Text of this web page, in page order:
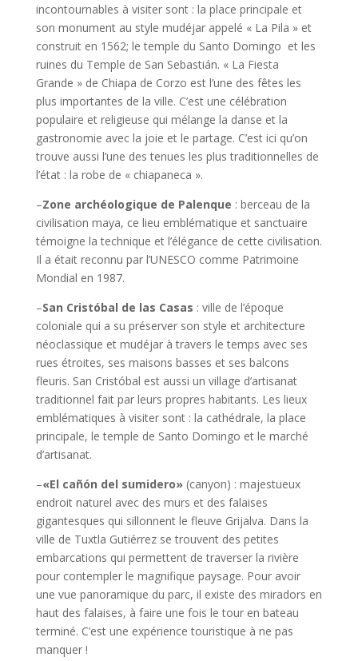
incontournables à visiter sont : la place principale et
son monument au style mudéjar appelé « La Pila » et
construit en 1562; le temple du Santo Domingo et les
ruines du Temple de San Sebastián. « La Fiesta
Grande » de Chiapa de Corzo est l’une des fêtes les
plus importantes de la ville. C’est une célébration
populaire et religieuse qui mélange la danse et la
gastronomie avec la joie et le partage. C’est ici qu’on
trouve aussi l’une des tenues les plus traditionnelles de
l’état : la robe de « chiapaneca ».
–Zone archéologique de Palenque : berceau de la
civilisation maya, ce lieu emblématique et sanctuaire
témoigne la technique et l’élégance de cette civilisation.
Il a était reconnu par l’UNESCO comme Patrimoine
Mondial en 1987.
–San Cristóbal de las Casas : ville de l’époque
coloniale qui a su préserver son style et architecture
néoclassique et mudéjar à travers le temps avec ses
rues étroites, ses maisons basses et ses balcons
fleuris. San Cristóbal est aussi un village d’artisanat
traditionnel fait par leurs propres habitants. Les lieux
emblématiques à visiter sont : la cathédrale, la place
principale, le temple de Santo Domingo et le marché
d’artisanat.
–«El cañón del sumidero» (canyon) : majestueux
endroit naturel avec des murs et des falaises
gigantesques qui sillonnent le fleuve Grijalva. Dans la
ville de Tuxtla Gutiérrez se trouvent des petites
embarcations qui permettent de traverser la rivière
pour contempler le magnifique paysage. Pour avoir
une vue panoramique du parc, il existe des miradors en
haut des falaises, à faire une fois le tour en bateau
terminé. C’est une expérience touristique à ne pas
manquer !